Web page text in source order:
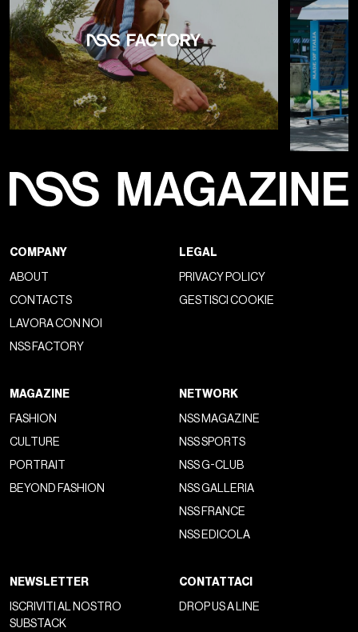
COMPANY
ABOUT
CONTACTS
LAVORA CON NOI
NSS FACTORY
LEGAL
PRIVACY POLICY
GESTISCI COOKIE
MAGAZINE
FASHION
CULTURE
PORTRAIT
BEYOND FASHION
NETWORK
NSS MAGAZINE
NSS SPORTS
NSS G-CLUB
NSS GALLERIA
NSS FRANCE
NSS EDICOLA
NEWSLETTER
ISCRIVITI AL NOSTRO
SUBSTACK
CONTATTACI
DROP US A LINE